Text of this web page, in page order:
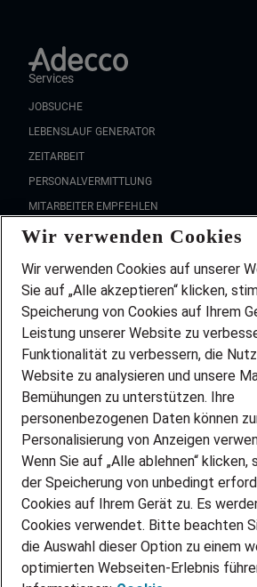
Services
JOBSUCHE
LEBENSLAUF GENERATOR
ZEITARBEIT
PERSONALVERMITTLUNG
MITARBEITER EMPFEHLEN
FAQ
Wir stellen ein!
DEINE BERUFSGRUPPE
DEINE LEBENSSITUATION
PARTNERSHIP WITH AIRBUS
INITIATIV BEWERBEN
ÜBER UNS
STANDORTE
BLOG
PRESSE
KONTAKT
Wir verwenden Cookies
Wir verwenden Cookies auf unserer
Sie auf „Alle akzeptieren“ klicken,
Speicherung von Cookies auf Ihrem
Leistung unserer Website zu
Funktionalität zu verbessern, die
Website zu analysieren und unsere
Bemühungen zu unterstützen. Ihre
personenbezogenen Daten können
Personalisierung von Anzeigen
Wenn Sie auf „Alle ablehnen“ klicken,
der Speicherung von unbedingt
Cookies auf Ihrem Gerät zu. Es
Cookies verwendet. Bitte beachten
die Auswahl dieser Option zu einem
optimierten Webseiten-Erlebnis